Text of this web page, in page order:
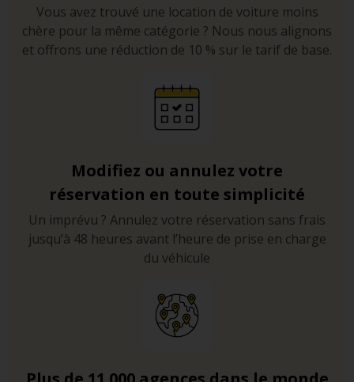
Vous avez trouvé une location de voiture moins
chère pour la même catégorie ? Nous nous alignons
et offrons une réduction de 10 % sur le tarif de base.
Modifiez ou annulez votre
réservation en toute simplicité
Un imprévu ? Annulez votre réservation sans frais
jusqu’à 48 heures avant l’heure de prise en charge
du véhicule